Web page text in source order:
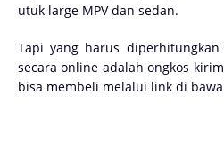
utuk large MPV dan sedan.
Tapi yang harus
secara online adalah ongkos
bisa membeli melalui link di